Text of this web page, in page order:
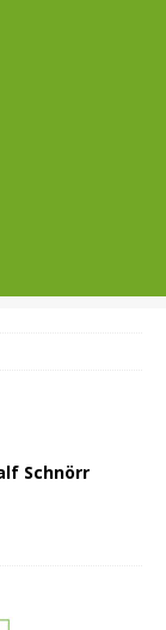
Schnörr